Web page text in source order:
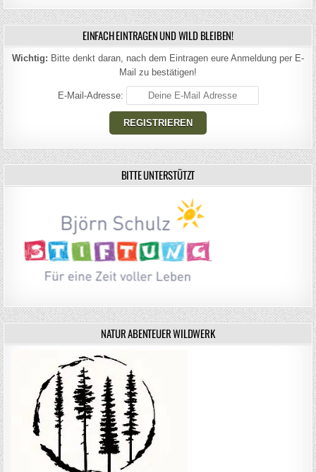
EINFACH EINTRAGEN UND WILD BLEIBEN!
Wichtig: Bitte denkt daran, nach dem Eintragen eure Anmeldung per E-
Mail zu bestätigen!
E-Mail-Adresse:
BITTE UNTERSTÜTZT
NATUR ABENTEUER WILDWERK